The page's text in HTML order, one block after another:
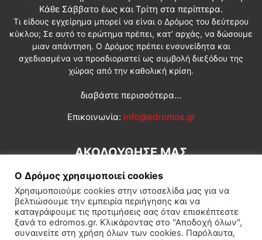
Κάθε Σάββατο έως και Τρίτη στα περίπτερα.
Τι είδους εγχείρημα μπορεί να είναι ο Δρόμος του δεύτερου
κύκλου; Σε αυτό το ερώτημα πρέπει, κατ’ αρχάς, να δώσουμε
μιαν απάντηση. Ο Δρόμος πρέπει ενσυνείδητα και
σχεδιασμένα να προσδιοριστεί ως συμβολή διεξόδου της
χώρας από την καθολική κρίση.
διαβάστε περισσότερα...
Επικοινωνία: info@edromos.gr
ΑΚΟΛΟΥΘΗΣΕ ΜΑΣ
Εγγραφή συνδρομητή Πολιτική Διεθνή Κοινωνία
Ο Δρόμος χρησιμοποιεί cookies
Χρησιμοποιούμε cookies στην ιστοσελίδα μας για να
βελτιώσουμε την εμπειρία περιήγησης και να
καταγράφουμε τις προτιμήσεις σας όταν επισκέπτεστε
ξανά το edromos.gr. Κλικάροντας στο "Αποδοχή όλων",
συναινείτε στη χρήση όλων των cookies. Παρόλαυτα,